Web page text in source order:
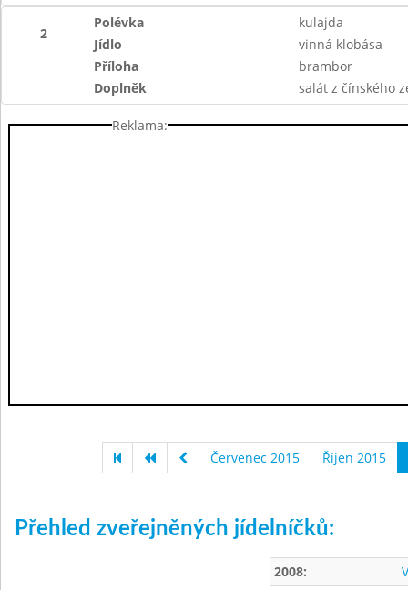
2
Polévka
kulajda
Jídlo
vinná klobása
Příloha
brambor
Doplněk
salát z čínského
Reklama:
Červenec 2015 Říjen 2015
Přehled zveřejněných jídelníčků:
2008: